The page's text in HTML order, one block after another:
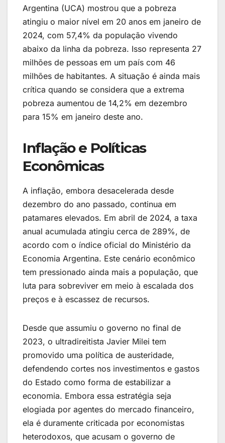
Argentina (UCA) mostrou que a pobreza
atingiu o maior nível em 20 anos em janeiro de
2024, com 57,4% da população vivendo
abaixo da linha da pobreza. Isso representa 27
milhões de pessoas em um país com 46
milhões de habitantes. A situação é ainda mais
crítica quando se considera que a extrema
pobreza aumentou de 14,2% em dezembro
para 15% em janeiro deste ano.
Inflação e Políticas
Econômicas
A inflação, embora desacelerada desde
dezembro do ano passado, continua em
patamares elevados. Em abril de 2024, a taxa
anual acumulada atingiu cerca de 289%, de
acordo com o índice oficial do Ministério da
Economia Argentina. Este cenário econômico
tem pressionado ainda mais a população, que
luta para sobreviver em meio à escalada dos
preços e à escassez de recursos.
Desde que assumiu o governo no final de
2023, o ultradireitista Javier Milei tem
promovido uma política de austeridade,
defendendo cortes nos investimentos e gastos
do Estado como forma de estabilizar a
economia. Embora essa estratégia seja
elogiada por agentes do mercado financeiro,
ela é duramente criticada por economistas
heterodoxos, que acusam o governo de